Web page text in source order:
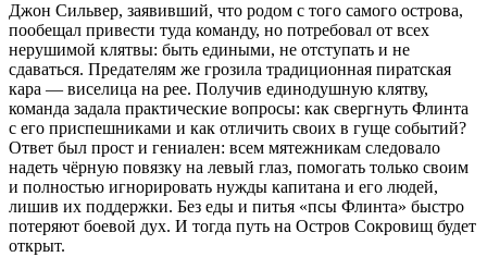
Джон Сильвер, заявивший, что родом с того самого острова,
пообещал привести туда команду, но потребовал от всех
нерушимой клятвы: быть едиными, не отступать и не
сдаваться. Предателям же грозила традиционная пиратская
кара — виселица на рее. Получив единодушную клятву,
команда задала практические вопросы: как свергнуть Флинта
с его приспешниками и как отличить своих в гуще событий?
Ответ был прост и гениален: всем мятежникам следовало
надеть чёрную повязку на левый глаз, помогать только своим
и полностью игнорировать нужды капитана и его людей,
лишив их поддержки. Без еды и питья «псы Флинта» быстро
потеряют боевой дух. И тогда путь на Остров Сокровищ будет
открыт.